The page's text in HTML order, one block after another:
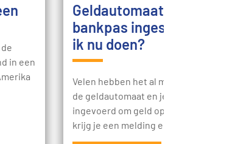
in een
Geldautomaat heeft mijn
bankpas ingeslikt, wat
ik nu doen?
Velen hebben het al meegemaakt: je
de geldautomaat en je hebt je
ingevoerd om geld op te nemen.
krijg je een melding en de transactie